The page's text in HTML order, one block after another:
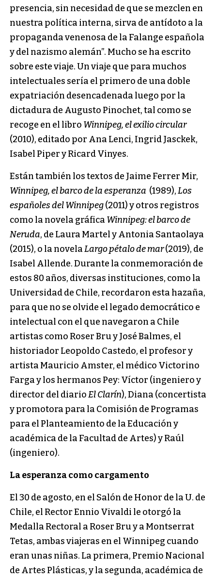
presencia, sin necesidad de que se mezclen en
nuestra política interna, sirva de antídoto a la
propaganda venenosa de la Falange española
y del nazismo alemán”. Mucho se ha escrito
sobre este viaje. Un viaje que para muchos
intelectuales sería el primero de una doble
expatriación desencadenada luego por la
dictadura de Augusto Pinochet, tal como se
recoge en el libro Winnipeg, el exilio circular
(2010), editado por Ana Lenci, Ingrid Jasckek,
Isabel Piper y Ricard Vinyes.
Están también los textos de Jaime Ferrer Mir,
Winnipeg, el barco de la esperanza (1989),Los
españoles del Winnipeg(2011) y otros registros
como la novela gráfica Winnipeg: el barco de
Neruda, de Laura Martel y Antonia Santaolaya
(2015), o la novelaLargo pétalo de mar(2019), de
Isabel Allende. Durante la conmemoración de
estos 80 años, diversas instituciones, como la
Universidad de Chile, recordaron esta hazaña,
para que no se olvide el legado democrático e
intelectual con el que navegaron a Chile
artistas como Roser Bru y José Balmes, el
historiador Leopoldo Castedo, el profesor y
artista Mauricio Amster, el médico Victorino
Farga y los hermanos Pey: Víctor (ingeniero y
director del diarioEl Clarín), Diana (concertista
y promotora para la Comisión de Programas
para el Planteamiento de la Educación y
académica de la Facultad de Artes) y Raúl
(ingeniero).
La esperanza como cargamento
El 30 de agosto, en el Salón de Honor de la U. de
Chile, el Rector Ennio Vivaldi le otorgó la
Medalla Rectoral a Roser Bru y a Montserrat
Tetas, ambas viajeras en el Winnipeg cuando
eran unas niñas. La primera, Premio Nacional
de Artes Plásticas, y la segunda, académica de